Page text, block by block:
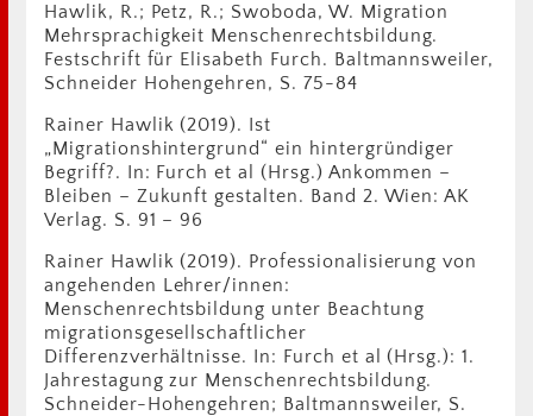
Hawlik, R.; Petz, R.; Swoboda, W. Migration
Mehrsprachigkeit Menschenrechtsbildung.
Festschrift für Elisabeth Furch. Baltmannsweiler,
Schneider Hohengehren, S. 75-84
Rainer Hawlik (2019). Ist
„Migrationshintergrund“ ein hintergründiger
Begriff?. In: Furch et al (Hrsg.) Ankommen –
Bleiben – Zukunft gestalten. Band 2. Wien: AK
Verlag. S. 91 – 96
Rainer Hawlik (2019). Professionalisierung von
angehenden Lehrer/innen:
Menschenrechtsbildung unter Beachtung
migrationsgesellschaftlicher
Differenzverhältnisse. In: Furch et al (Hrsg.): 1.
Jahrestagung zur Menschenrechtsbildung.
Schneider-Hohengehren; Baltmannsweiler, S.